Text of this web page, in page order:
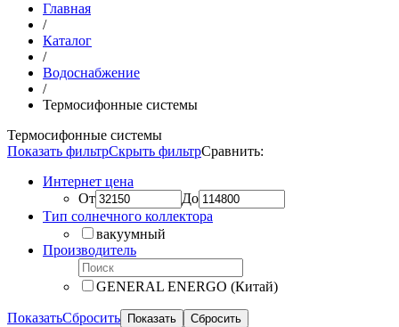
Главная
/
Каталог
/
Водоснабжение
/
Термосифонные системы
Термосифонные системы
Показать фильтрСкрыть фильтрСравнить:
Интернет цена
От
До
Тип солнечного коллектора
вакуумный
Производитель
GENERAL ENERGO (Китай)
ПоказатьСбросить